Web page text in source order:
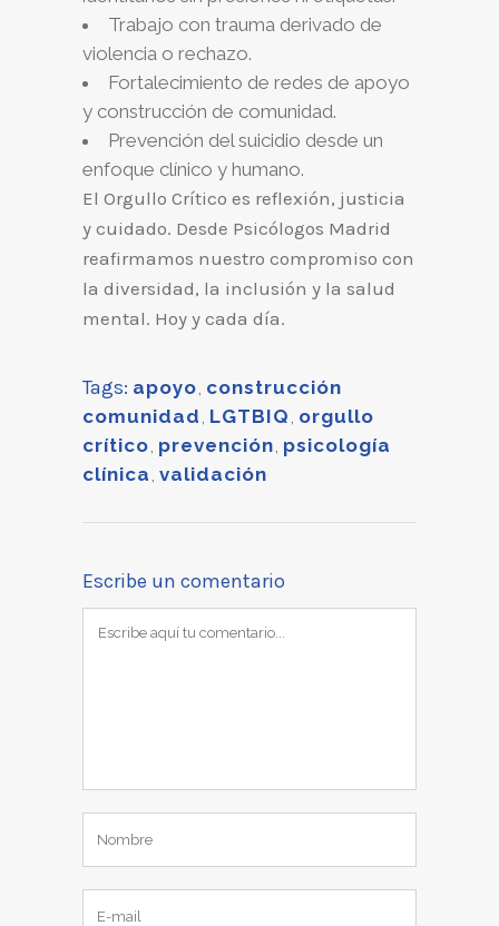
Trabajo con trauma derivado de
violencia o rechazo.
Fortalecimiento de redes de apoyo
y construcción de comunidad.
Prevención del suicidio desde un
enfoque clínico y humano.
El Orgullo Crítico es reflexión, justicia
y cuidado. Desde Psicólogos Madrid
reafirmamos nuestro compromiso con
la diversidad, la inclusión y la salud
mental. Hoy y cada día.
Tags: apoyo construcción
comunidad LGTBIQ orgullo
crítico prevención psicología
clínica validación
Escribe un comentario